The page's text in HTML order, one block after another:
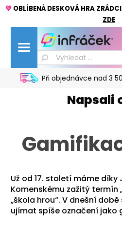
💚 OBLÍBENÁ DESKOVÁ HRA ZRÁDCI
ZDE
Při objednávce nad 3
Napsali
Už od 17. století máme díky
Komenskému zažitý termín
„škola hrou“. V dnešní
ujímat spíše označení jako